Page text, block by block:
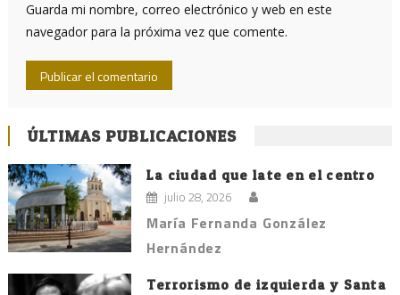
Guarda mi nombre, correo electrónico y web en este
navegador para la próxima vez que comente.
ÚLTIMAS PUBLICACIONES
La ciudad que late en el centro
julio 28, 2026
María Fernanda González
Hernández
Terrorismo de izquierda y Santa